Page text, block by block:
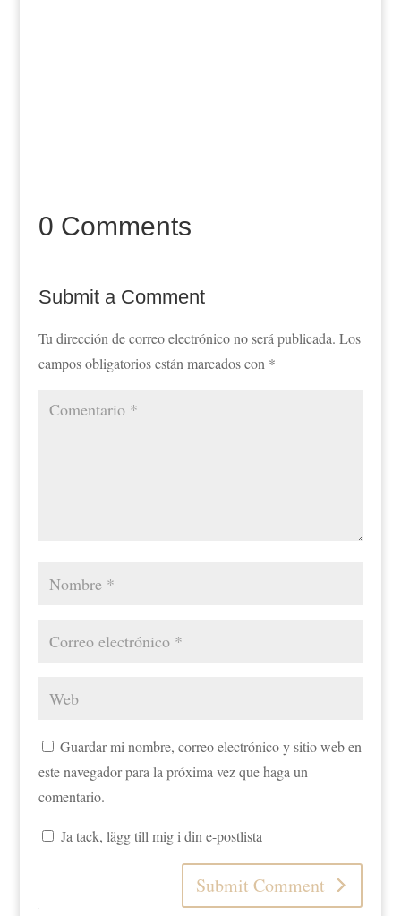
0 Comments
Submit a Comment
Tu dirección de correo electrónico no será publicada. Los
campos obligatorios están marcados con *
Guardar mi nombre, correo electrónico y sitio web en
este navegador para la próxima vez que haga un
comentario.
Ja tack, lägg till mig i din e-postlista
Submit Comment